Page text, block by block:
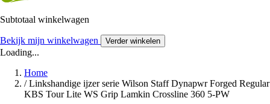
Subtotaal winkelwagen
Bekijk mijn winkelwagen Verder winkelen
Loading...
Home
/ Linkshandige ijzer serie Wilson Staff Dynapwr Forged Regular
KBS Tour Lite WS Grip Lamkin Crossline 360 5-PW